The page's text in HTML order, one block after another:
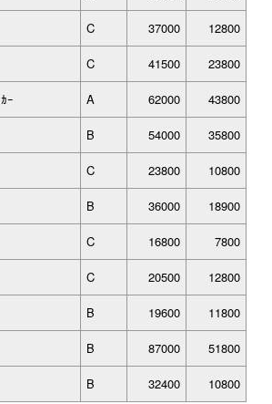
C 37000 12800
C 41500 23800
ｰ A 62000 43800
B 54000 35800
C 23800 10800
B 36000 18900
C 16800 7800
C 20500 12800
B 19600 11800
B 87000 51800
B 32400 10800